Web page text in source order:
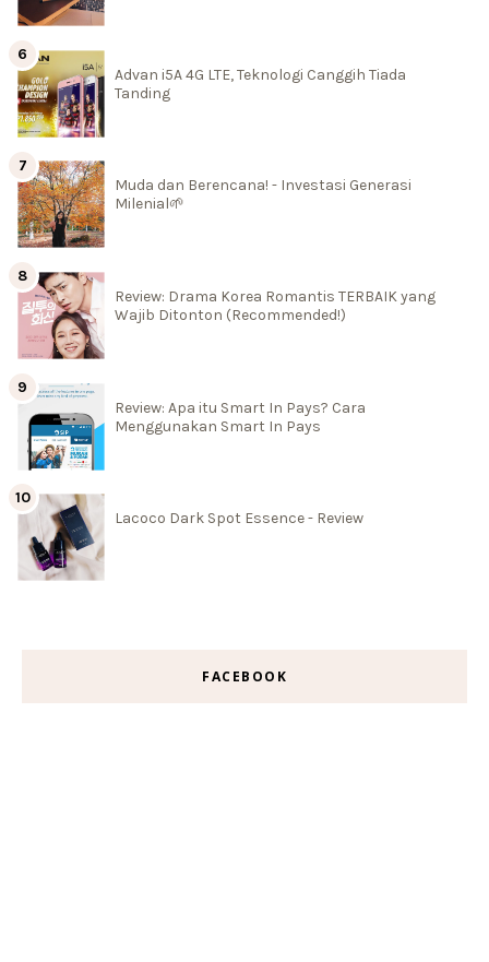
Advan i5A 4G LTE, Teknologi Canggih Tiada
Tanding
Muda dan Berencana! - Investasi Generasi
Milenial🌱
Review: Drama Korea Romantis TERBAIK yang
Wajib Ditonton (Recommended!)
Review: Apa itu Smart In Pays? Cara
Menggunakan Smart In Pays
Lacoco Dark Spot Essence - Review
FACEBOOK